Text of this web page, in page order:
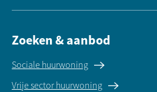
Zoeken & aanbod
Sociale huurwoning
Vrije sector huurwoning